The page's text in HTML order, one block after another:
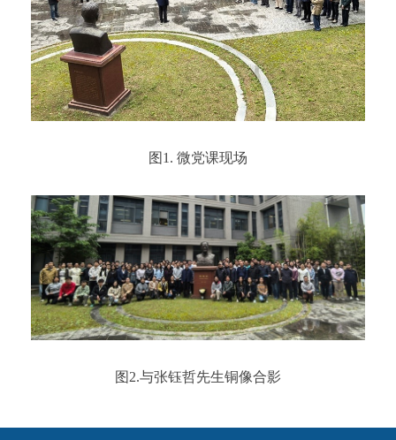
图1. 微党课现场
图2.与张钰哲先生铜像合影